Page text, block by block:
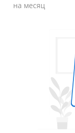
на месяц